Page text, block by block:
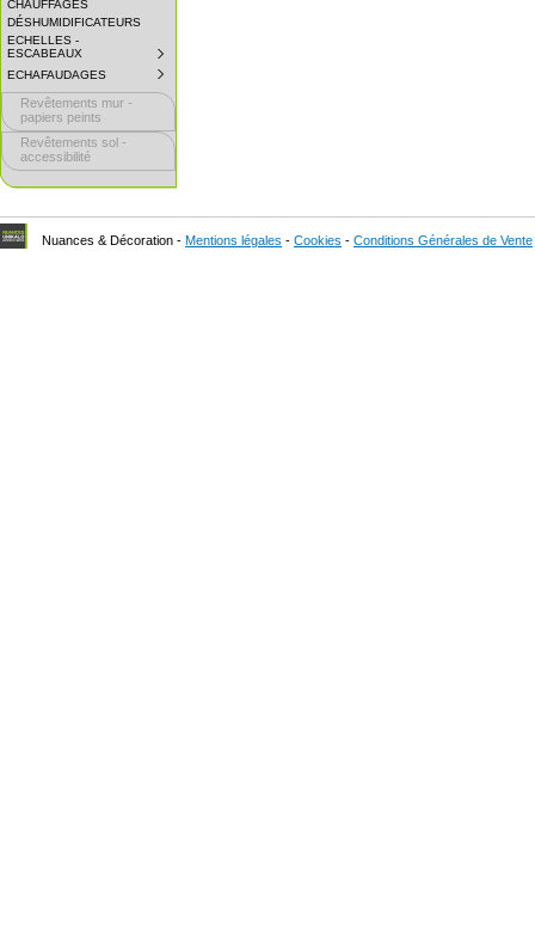
CHAUFFAGES
DÉSHUMIDIFICATEURS
ECHELLES -
ESCABEAUX
COLLAPSED.
CLICK
TO
EXPAND
ECHAFAUDAGES
COLLAPSED.
CLICK
EXPAND
SUBMENU.
Revêtements mur -
papiers peints
Revêtements sol -
accessibilité
Nuances & Décoration - Mentions légales - Cookies - Conditions Générales de Vente